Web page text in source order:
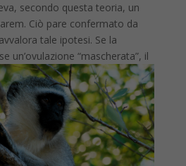
secondo questa teoria, un
Ciò pare confermato da
tale ipotesi. Se la
un’ovulazione “mascherata”, il